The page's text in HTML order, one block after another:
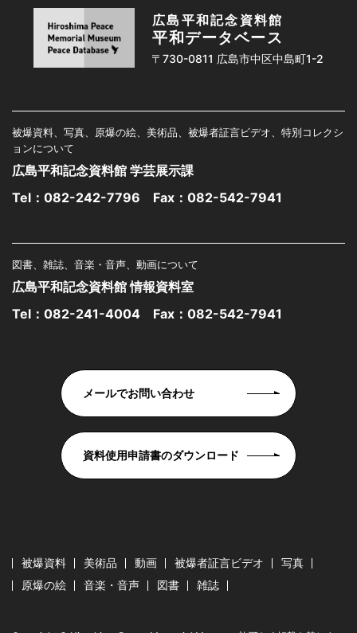
広島平和記念資料館
平和データベース
〒730-0811 広島市中区中島町1-2
被爆資料、写真、原爆の絵、美術品、被爆者証言ビデオ、特別コレクシ
ョンについて
広島平和記念資料館 学芸展示課
Tel： 082-242-7796 Fax：082-542-7941
図書、雑誌、音楽・音声、動画について
広島平和記念資料館 情報資料室
Tel： 082-241-4004 Fax：082-542-7941
メールでお問い合わせ
資料使用申請書のダウンロード
被爆資料 美術品 動画 被爆者証言ビデオ
写真
原爆の絵
音楽・音声 図書 雑誌